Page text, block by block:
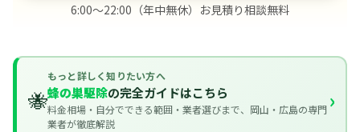
6:00〜22:00（年中無休）お見積り相談無料
🐝
もっと詳しく知りたい方へ
蜂の巣駆除の完全ガイドはこちら
料金相場・自分でできる範囲・業者選びまで、岡山・広島の専門
業者が徹底解説
›